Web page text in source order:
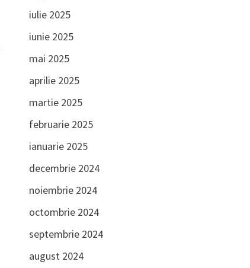
iulie 2025
iunie 2025
mai 2025
aprilie 2025
martie 2025
februarie 2025
ianuarie 2025
decembrie 2024
noiembrie 2024
octombrie 2024
septembrie 2024
august 2024